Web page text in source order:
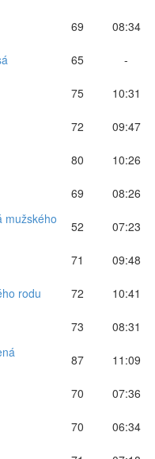
69
08:34
65
-
75
10:31
72
09:47
80
10:26
69
08:26
mužského
52
07:23
71
09:48
rodu 72
10:41
73
08:31
87
11:09
70
07:36
70
06:34